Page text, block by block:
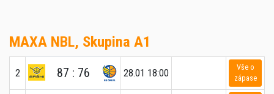
MAXA NBL, Skupina A1
2 87 : 76 28.01 18:00
Vše o
zápase